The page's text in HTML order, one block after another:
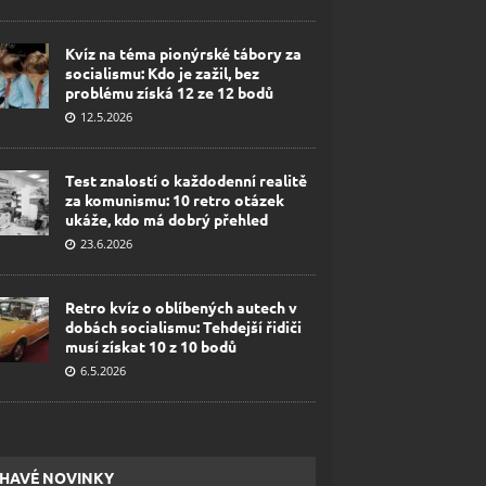
Kvíz na téma pionýrské tábory za
socialismu: Kdo je zažil, bez
problému získá 12 ze 12 bodů
12.5.2026
Test znalostí o každodenní realitě
za komunismu: 10 retro otázek
ukáže, kdo má dobrý přehled
23.6.2026
Retro kvíz o oblíbených autech v
dobách socialismu: Tehdejší řidiči
musí získat 10 z 10 bodů
6.5.2026
NOVINKY